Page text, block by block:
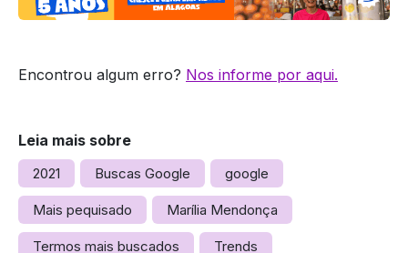
Encontrou algum erro? Nos informe por aqui.
Leia mais sobre
2021 Buscas Google google
Mais pequisado Marília Mendonça
Termos mais buscados Trends